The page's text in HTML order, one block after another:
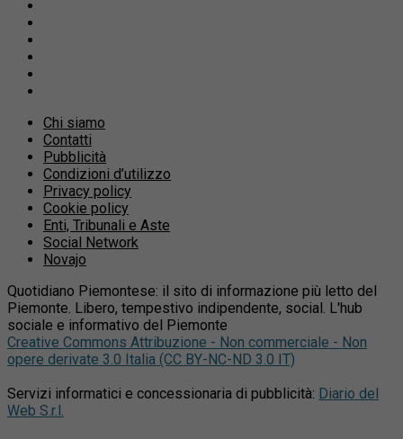
Chi siamo
Contatti
Pubblicità
Condizioni d’utilizzo
Privacy policy
Cookie policy
Enti, Tribunali e Aste
Social Network
Novajo
Quotidiano Piemontese: il sito di informazione più letto del
Piemonte. Libero, tempestivo indipendente, social. L'hub
sociale e informativo del Piemonte
Creative Commons Attribuzione - Non commerciale - Non
opere derivate 3.0 Italia (CC BY-NC-ND 3.0 IT)
Servizi informatici e concessionaria di pubblicità: Diario del
Web S.r.l.